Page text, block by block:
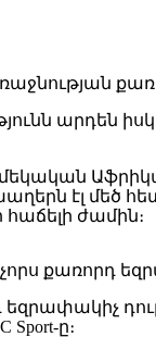
արդեն
էլ մեծ
ժամին։
քառորդ
ը։